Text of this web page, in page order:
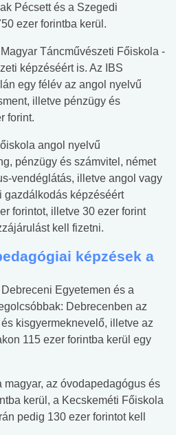
Pécsett és a Szegedi
ezer forintba kerül.
Táncművészeti Főiskola -
képzéséért is. Az IBS
egy félév az angol nyelvű
illetve pénzügy és
forint.
angol nyelvű
pénzügy és számvitel, német
vendéglátás, illetve angol vagy
gazdálkodás képzéséért
forintot, illetve 30 ezer forint
kell fizetni.
képzések a
Egyetemen és a
Debrecenben az
kisgyermeknevelő, illetve az
115 ezer forintba kerül egy
az óvodapedagógus és
kerül, a Kecskeméti Főiskola
pedig 130 ezer forintot kell